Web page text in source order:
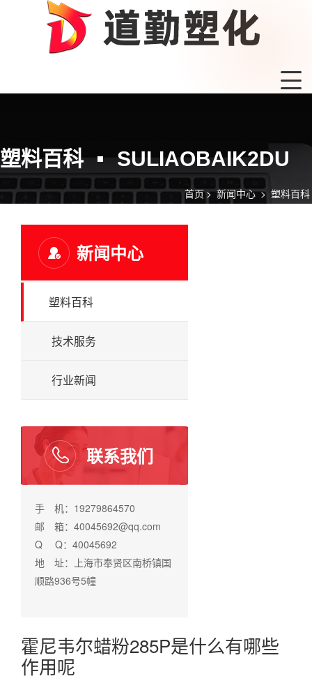
塑料百科 SULIAOBAIK2DU
首页 >新闻中心> 塑料百科
新闻中心
塑料百科
技术服务
行业新闻
联系我们
手 机：19279864570
邮 箱：40045692@qq.com
Q Q：40045692
地 址：上海市奉贤区南桥镇国
顺路936号5幢
霍尼韦尔蜡粉285P是什么有哪些
作用呢